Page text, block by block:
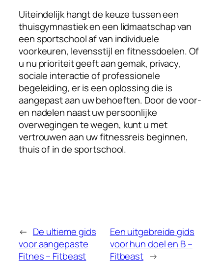
Uiteindelijk hangt de keuze tussen een
thuisgymnastiek en een lidmaatschap van
een sportschool af van individuele
voorkeuren, levensstijl en fitnessdoelen. Of
u nu prioriteit geeft aan gemak, privacy,
sociale interactie of professionele
begeleiding, er is een oplossing die is
aangepast aan uw behoeften. Door de voor-
en nadelen naast uw persoonlijke
overwegingen te wegen, kunt u met
vertrouwen aan uw fitnessreis beginnen,
thuis of in de sportschool.
← De ultieme gids
voor aangepaste
Fitnes – Fitbeast
Een uitgebreide gids
voor hun doel en B –
Fitbeast →